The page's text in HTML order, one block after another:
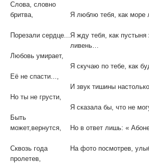
Слова, словно
бритва,
Порезали сердце...
Любовь умирает,
Её не спасти...,
Но ты не грусти,
Быть
может,вернутся,
Сквозь года
пролетев,
Я люблю тебя, как море
Я жду тебя, как
ливень…
Я скучаю по тебе, как
И звук тишины
Я сказала бы, что не
Но в ответ лишь: «
На фото посмотрев,